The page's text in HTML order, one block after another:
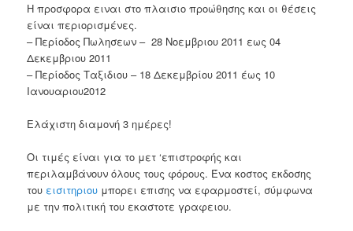
Η προσφορα ειναι στο πλαισιο προώθησης και οι θέσεις
είναι περιορισμένες.
– Περίοδος Πωλησεων – 28 Νοεμβριου 2011 εως 04
Δεκεμβριου 2011
– Περίοδος Ταξιδιου – 18 Δεκεμβρίου 2011 έως 10
Ιανουαριου2012
Ελάχιστη διαμονή 3 ημέρες!
Οι τιμές είναι για το μετ ‘επιστροφής και
περιλαμβάνουν όλους τους φόρους. Ένα κοστος εκδοσης
του εισιτηριου μπορει επισης να εφαρμοστεί, σύμφωνα
με την πολιτική του εκαστοτε γραφειου.